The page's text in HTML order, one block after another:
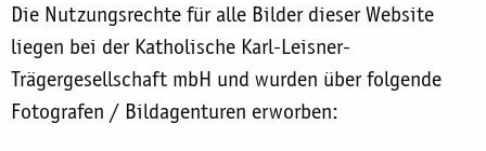
Die Nutzungsrechte für alle Bilder dieser Website
liegen bei der Katholische Karl-Leisner-
Trägergesellschaft mbH und wurden über folgende
Fotografen / Bildagenturen erworben: